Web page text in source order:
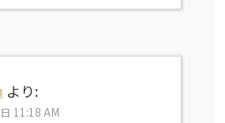
より:
11:18 AM